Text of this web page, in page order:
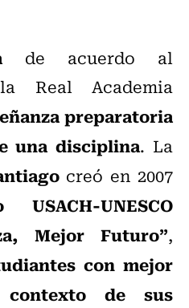
de acuerdo al
Real Academia
preparatoria
una disciplina. La
creó en 2007
USACH-UNESCO
Mejor Futuro”,
con mejor
de sus